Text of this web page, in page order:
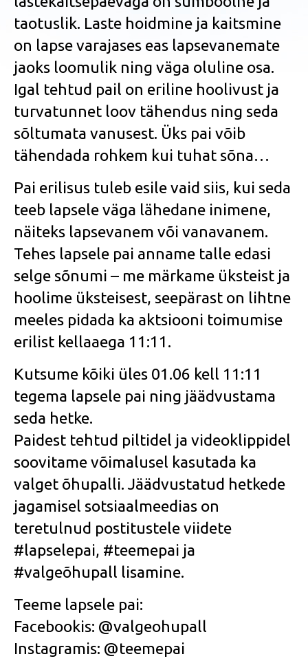
taotuslik. Laste hoidmine ja kaitsmine
on lapse varajases eas lapsevanemate
jaoks loomulik ning väga oluline osa.
Igal tehtud pail on eriline hoolivust ja
turvatunnet loov tähendus ning seda
sõltumata vanusest. Üks pai võib
tähendada rohkem kui tuhat sõna…
Pai erilisus tuleb esile vaid siis, kui seda
teeb lapsele väga lähedane inimene,
näiteks lapsevanem või vanavanem.
Tehes lapsele pai anname talle edasi
selge sõnumi – me märkame üksteist ja
hoolime üksteisest, seepärast on lihtne
meeles pidada ka aktsiooni toimumise
erilist kellaaega 11:11.
Kutsume kõiki üles 01.06 kell 11:11
tegema lapsele pai ning jäädvustama
seda hetke.
Paidest tehtud piltidel ja videoklippidel
soovitame võimalusel kasutada ka
valget õhupalli. Jäädvustatud hetkede
jagamisel sotsiaalmeedias on
teretulnud postitustele viidete
#lapselepai, #teemepai ja
#valgeõhupall lisamine.
Teeme lapsele pai:
Facebookis: @valgeohupall
Instagramis: @teemepai